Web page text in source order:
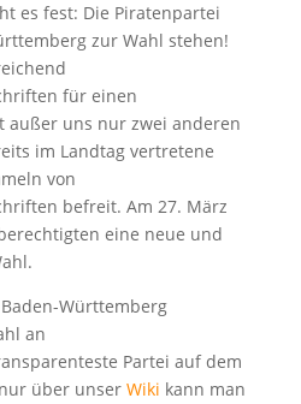
es fest: Die Piratenpartei
zur Wahl stehen!
für einen
außer uns nur zwei anderen
im Landtag vertretene
von
befreit. Am 27. März
eine neue und
Partei auf dem
über unser Wiki kann man